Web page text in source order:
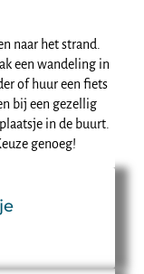
naar het strand.
een wandeling in
of huur een fiets
bij een gezellig
in de buurt.
genoeg!